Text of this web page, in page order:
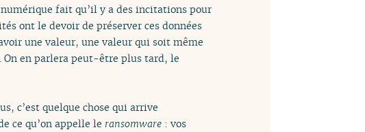
fait qu’il y a des incitations pour
ont le devoir de préserver ces données
une valeur, une valeur qui soit même
On en parlera peut-être plus tard, le
c’est quelque chose qui arrive
ce qu’on appelle le ransomware : vos